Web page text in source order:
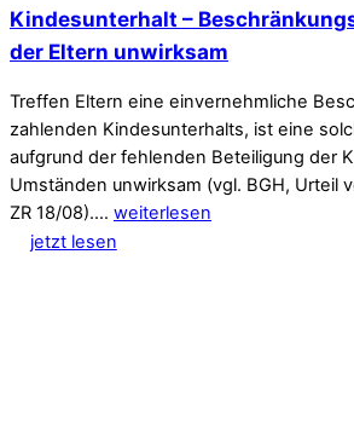
Kindesunterhalt –
der Eltern unwirksam
Treffen Eltern eine einvernehmliche
zahlenden Kindesunterhalts, ist eine
aufgrund der fehlenden Beteiligung der
Umständen unwirksam (vgl. BGH, Urteil
ZR 18/08).… weiterlesen
jetzt lesen